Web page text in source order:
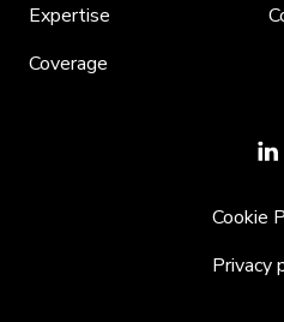
Expertise
Coverage
Cookie
Privacy